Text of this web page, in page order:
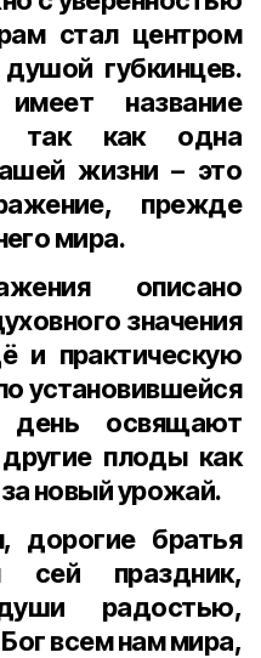
стал центром
губкинцев.
название
так как одна
жизни – это
прежде
мира.
описано
значения
и практическую
установившейся
освящают
плоды как
новый урожай.
братья
праздник,
радостью,
всем нам мира,